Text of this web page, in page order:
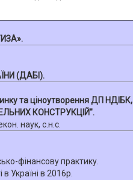
(ДАБІ).
та ціноутворення ДП НДІБК,
КОНСТРУКЦІЙ".
наук, с.н.с.
фінансову практику.
Україні в 2016р.